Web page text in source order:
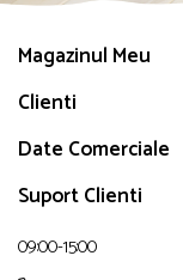
Magazinul Meu
Clienti
Date Comerciale
Suport Clienti
09:00-15:00